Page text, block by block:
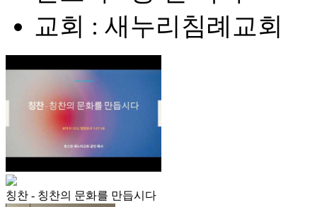
교회 : 새누리침례교회
칭찬 - 칭찬의 문화를 만듭시다